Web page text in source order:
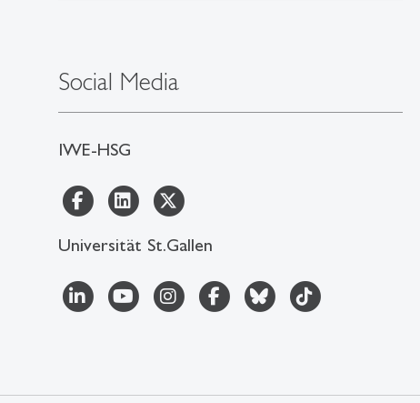
Social Media
IWE-HSG
Universität St.Gallen